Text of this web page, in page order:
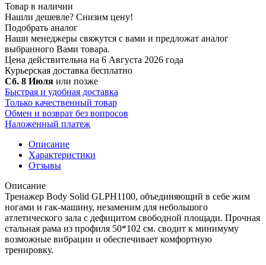
Товар в наличии
Нашли дешевле? Снизим цену!
Подобрать аналог
Наши менеджеры свяжутся с вами и предложат аналог
выбранного Вами товара.
Цена действительна на 6 Августа 2026 года
Курьерская доставка бесплатно
Сб. 8 Июля или позже
Быстрая и удобная доставка
Только качественный товар
Обмен и возврат без вопросов
Наложенный платеж
Описание
Характеристики
Отзывы
Описание
Тренажер Body Solid GLPH1100, объединяющий в себе жим
ногами и гак-машину, незаменим для небольшого
атлетического зала с дефицитом свободной площади. Прочная
стальная рама из профиля 50*102 см. сводит к минимуму
возможные вибрации и обеспечивает комфортную
тренировку.